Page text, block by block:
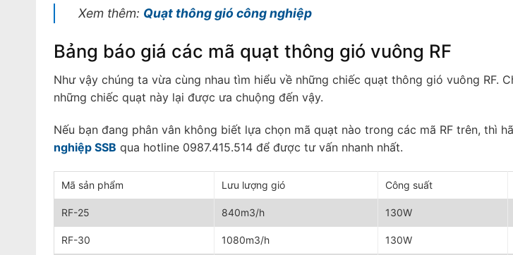
Xem thêm: Quạt thông gió công nghiệp
Bảng báo giá các mã quạt thông gió vuông RF
Như vậy chúng ta vừa cùng nhau tìm hiểu về những chiếc quạt thông gió vuông RF.
những chiếc quạt này lại được ưa chuộng đến vậy.
Nếu bạn đang phân vân không biết lựa chọn mã quạt nào trong các mã RF trên, thì
nghiệp SSB qua hotline 0987.415.514 để được tư vấn nhanh nhất.
Mã sản phẩm Lưu lượng gió Công suất
RF-25 840m3/h 130W
RF-30 1080m3/h 130W